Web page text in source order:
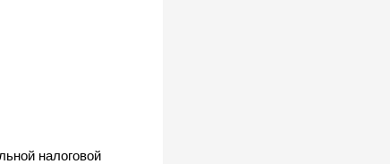
налоговой